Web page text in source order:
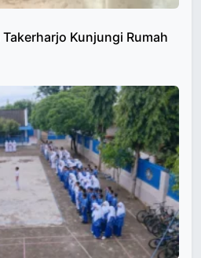
Kunjungi Rumah